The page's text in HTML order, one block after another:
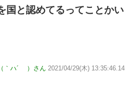
国と認めてるってことかい
｀ハ´ ）さん 2021/04/29(木) 13:35:46.14